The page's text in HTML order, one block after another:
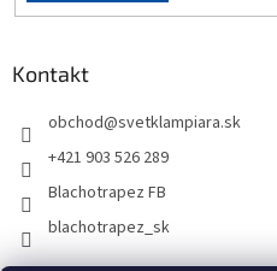
Kontakt
obchod@svetklampiara.sk
+421 903 526 289
Blachotrapez FB
blachotrapez_sk